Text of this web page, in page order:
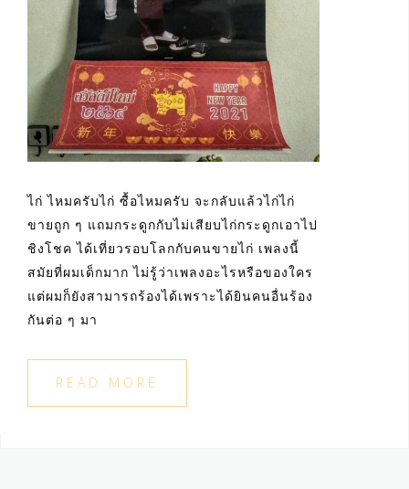
ไก่ ไหมครับไก่ ซื้อไหมครับ จะกลับแล้วไก่ไก่
ขายถูก ๆ แถมกระดูกกับไม่เสียบไก่กระดูกเอาไป
ชิงโชค ได้เที่ยวรอบโลกกับคนขายไก่ เพลงนี้
สมัยที่ผมเด็กมาก ไม่รู้ว่าเพลงอะไรหรือของใคร
แต่ผมก็ยังสามารถร้องได้เพราะได้ยินคนอื่นร้อง
กันต่อ ๆ มา
READ MORE